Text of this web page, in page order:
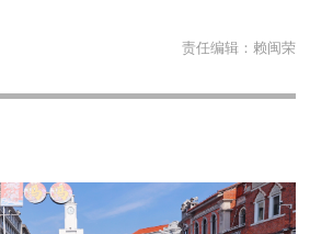
责任编辑： 赖闽荣